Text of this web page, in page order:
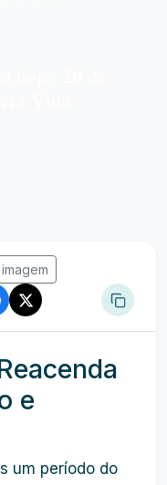
e
um período do